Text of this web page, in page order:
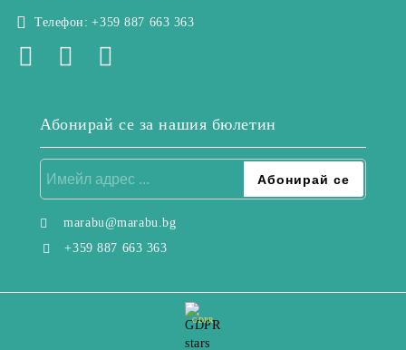
Телефон: +359 887 663 363
Абонирай се за нашия бюлетин
marabu@marabu.bg
+359 887 663 363
GDPR